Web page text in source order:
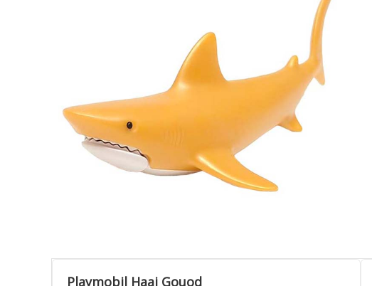
Playmobil Haai Gouod